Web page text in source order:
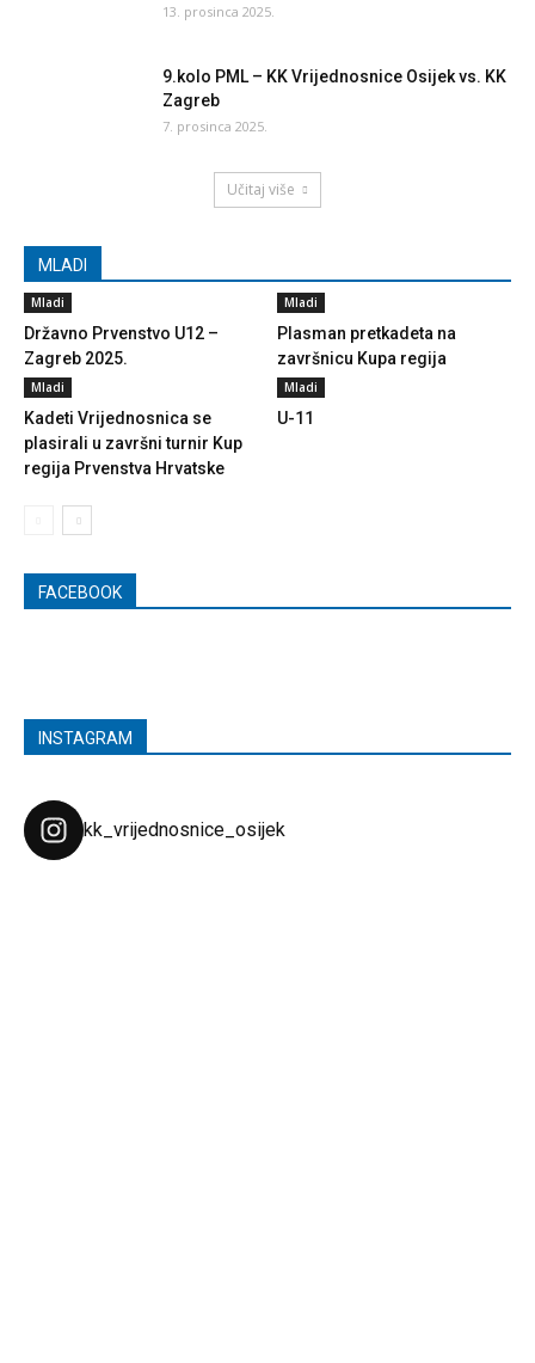
13. prosinca 2025.
9.kolo PML – KK Vrijednosnice Osijek vs. KK
Zagreb
7. prosinca 2025.
Učitaj više
MLADI
Mladi
Državno Prvenstvo U12 –
Zagreb 2025.
Mladi
Plasman pretkadeta na
završnicu Kupa regija
Mladi
Kadeti Vrijednosnica se
plasirali u završni turnir Kup
regija Prvenstva Hrvatske
Mladi
U-11
FACEBOOK
INSTAGRAM
kk_vrijednosnice_osijek